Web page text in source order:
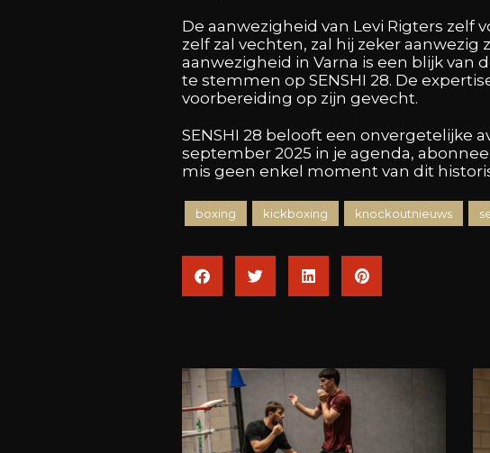
De aanwezigheid van Levi Rigters
zelf zal vechten, zal hij zeker
aanwezigheid in Varna is een blijk van
te stemmen op SENSHI 28. De
voorbereiding op zijn gevecht.
SENSHI 28 belooft een onvergetelijke
september 2025 in je agenda,
mis geen enkel moment van dit
boxing kickboxing knockoutnieuws